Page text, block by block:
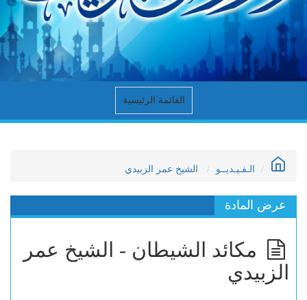
القائمة الرئيسية
الـفـيـديــو الشيخ عمر الزبيدي
عرض المادة
مكائد الشيطان - الشيخ عمر
الزبيدي